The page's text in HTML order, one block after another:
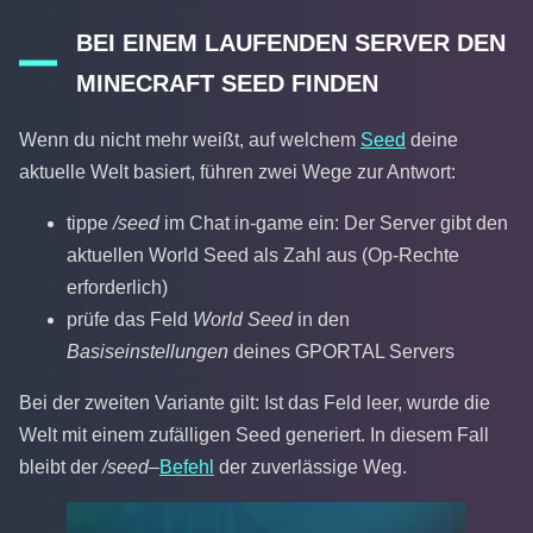
BEI EINEM LAUFENDEN SERVER DEN
MINECRAFT SEED FINDEN
Wenn du nicht mehr weißt, auf welchem Seed deine
aktuelle Welt basiert, führen zwei Wege zur Antwort:
tippe/seedim Chat in-game ein: Der Server gibt den
aktuellen World Seed als Zahl aus (Op-Rechte
erforderlich)
prüfe das Feld World Seedin den
Basiseinstellungen deines GPORTAL Servers
Bei der zweiten Variante gilt: Ist das Feld leer, wurde die
Welt mit einem zufälligen Seed generiert. In diesem Fall
bleibt der/seed–Befehl der zuverlässige Weg.